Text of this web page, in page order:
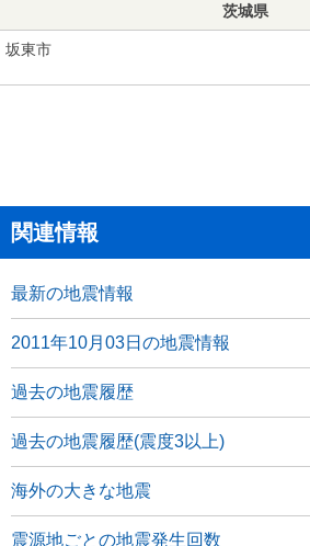
茨城県
坂東市
関連情報
最新の地震情報
2011年10月03日の地震情報
過去の地震履歴
過去の地震履歴(震度3以上)
海外の大きな地震
震源地ごとの地震発生回数